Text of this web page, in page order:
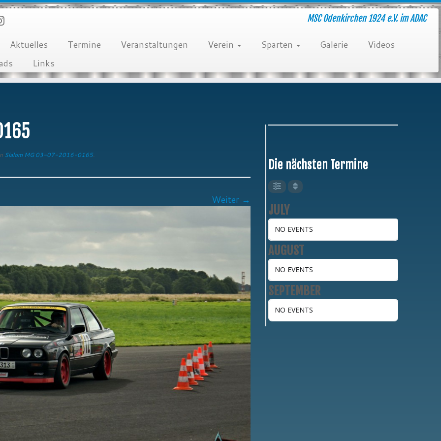
MSC Odenkirchen 1924 e.V. im ADAC
Aktuelles Termine Veranstaltungen Verein Sparten Galerie
Videos
Links
Slalom MG 03-07-2016-0165.
Weiter →
Die nächsten Termine
JULY
NO EVENTS
AUGUST
NO EVENTS
SEPTEMBER
NO EVENTS